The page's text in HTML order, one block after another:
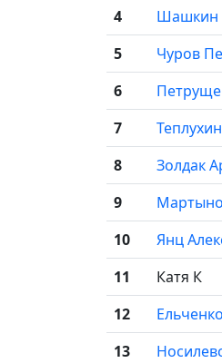
4
5
Чуров
6
7
8
Золдак
9
10
Янц
11
Катя К
12
13